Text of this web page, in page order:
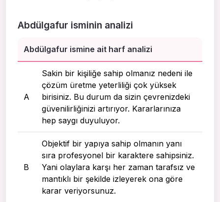
Abdülgafur isminin analizi
Abdülgafur ismine ait harf analizi
A
Sakin bir kişiliğe sahip olmanız nedeni ile
çözüm üretme yeterliliği çok yüksek
birisiniz. Bu durum da sizin çevrenizdeki
güvenilirliğinizi artırıyor. Kararlarınıza
hep saygı duyuluyor.
B
Objektif bir yapıya sahip olmanın yanı
sıra profesyonel bir karaktere sahipsiniz.
Yani olaylara karşı her zaman tarafsız ve
mantıklı bir şekilde izleyerek ona göre
karar veriyorsunuz.